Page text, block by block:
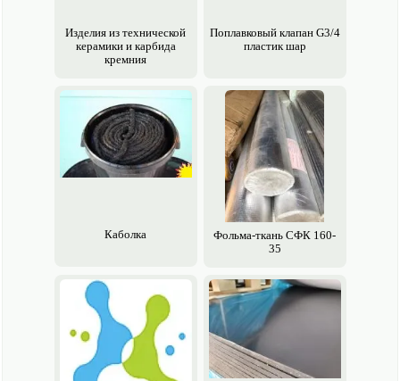
Изделия из технической
керамики и карбида
кремния
Поплавковый клапан G3/4
пластик шар
Каболка
Фольма-ткань СФК 160-
35